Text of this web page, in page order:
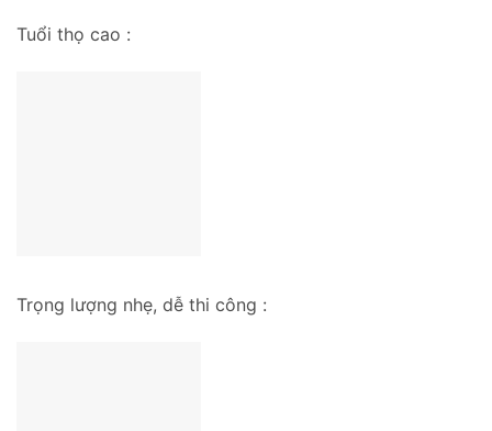
Tuổi thọ cao :
Trọng lượng nhẹ, dễ thi công :